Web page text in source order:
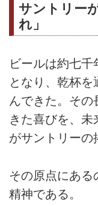
サントリー
れ」
ビールは約七
となり、乾杯
んできた。その
きた喜びを、
がサントリーの
その原点にある
精神である。